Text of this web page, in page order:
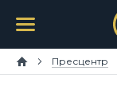
Пресцентр